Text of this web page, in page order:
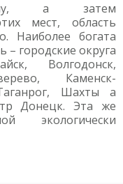
а затем
мест, область
Наиболее богата
– городские округа
Волгодонск,
Каменск-
Шахты а
Донецк. Эта же
экологически